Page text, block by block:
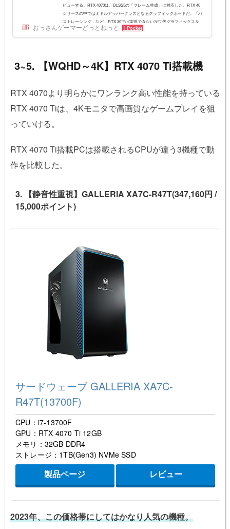
ビューする。RTX 4070は、DLSS3の「フレーム生成」に対応した、RTX 40
シリーズの中ではミドルアッパークラスとなるグラフィックボードだ。「パ
ストレーシング」など、RTX 30では実現できない次世代グラフィックスを
楽しむことができる。RTX 4070では前世代のRTX 3070より4GB多くなった1
2GBのVRAMを搭載することも特徴だ。これは、最近の高画質ゲームや、流
おっさんゲーマーどっとねっと 1 Pocket
3~5. 【WQHD～4K】RTX 4070 Ti搭載機
RTX 4070より明らかにワンランク高い性能を持っている
RTX 4070 Tiは、4Kモニタで高画質なゲームプレイを狙
っていける。
RTX 4070 Ti搭載PCは搭載されるCPUが違う3機種で動
作を比較した。
3. 【静音性重視】GALLERIA XA7C-R47T(347,160円 /
15,000ポイント)
サードウェーブ GALLERIA XA7C-
R47T(13700F)
CPU：i7-13700F
GPU：RTX 4070 Ti 12GB
メモリ：32GB DDR4
ストレージ：1TB(Gen3) NVMe SSD
製品ページ レビュー
2023年、この価格帯にしてはかなり人気の機種。